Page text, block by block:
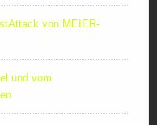
von MEIER-
und vom